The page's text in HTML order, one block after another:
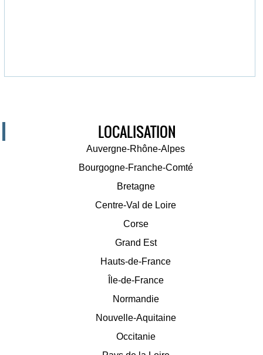
LOCALISATION
Auvergne-Rhône-Alpes
Bourgogne-Franche-Comté
Bretagne
Centre-Val de Loire
Corse
Grand Est
Hauts-de-France
Île-de-France
Normandie
Nouvelle-Aquitaine
Occitanie